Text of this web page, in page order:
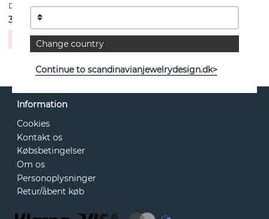
DRAKENBERG SJÖLIN
3201 kr
Køb!
Change country
Continue to scandinavianjewelrydesign.dk>
Information
Cookies
Kontakt os
Købsbetingelser
Om os
Personoplysninger
Retur/åbent køb